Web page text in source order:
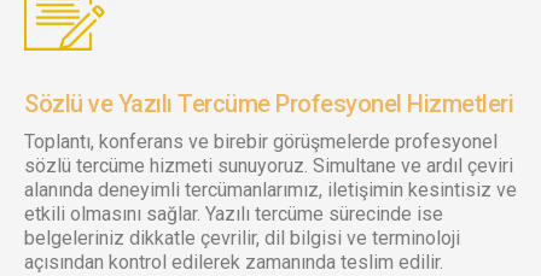
Sözlü ve Yazılı Tercüme Profesyonel Hizmetleri
Toplantı, konferans ve birebir görüşmelerde profesyonel
sözlü tercüme hizmeti sunuyoruz. Simultane ve ardıl çeviri
alanında deneyimli tercümanlarımız, iletişimin kesintisiz ve
etkili olmasını sağlar. Yazılı tercüme sürecinde ise
belgeleriniz dikkatle çevrilir, dil bilgisi ve terminoloji
açısından kontrol edilerek zamanında teslim edilir.